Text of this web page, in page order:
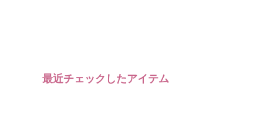
最近チェックしたアイテム